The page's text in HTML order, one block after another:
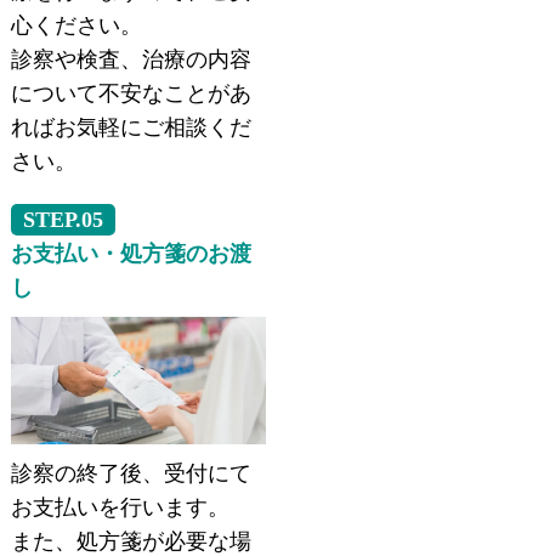
心ください。
診察や検査、治療の内容
について不安なことがあ
ればお気軽にご相談くだ
さい。
STEP.05
お支払い・処方箋のお渡
し
診察の終了後、受付にて
お支払いを行います。
また、処方箋が必要な場